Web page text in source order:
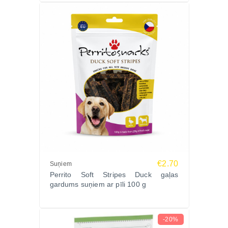
Suņiem €2.70
Perrito Soft Stripes Duck gaļas
gardums suņiem ar pīli 100 g
-20%